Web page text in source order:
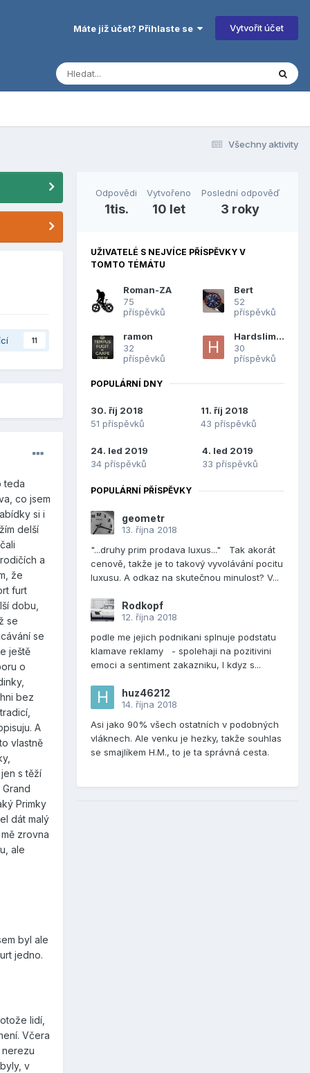
Máte již účet? Přihlaste se Vytvořit účet
Všechny aktivity
11
teda
co jsem
si i
delší
a
že
furt
dobu,
se
se
ještě
o
bez
A
vlastně
s těží
Primky
dát malý
zrovna
ale
byl ale
jedno.
lidí,
Včera
nerezu
v
Odpovědi
1tis.
Vytvořeno
10 let
Poslední odpověď
3 roky
UŽIVATELÉ S NEJVÍCE PŘÍSPĚVKY V
TOMTO TÉMÁTU
Roman-ZA
75
příspěvků
Bert
52
příspěvků
ramon
32
příspěvků
Hardslimer
30
příspěvků
POPULÁRNÍ DNY
30. říj 2018
51 příspěvků
11. říj 2018
43 příspěvků
24. led 2019
34 příspěvků
4. led 2019
33 příspěvků
POPULÁRNÍ PŘÍSPĚVKY
geometr
13. října 2018
"...druhy prim prodava luxus..." Tak akorát
cenově, takže je to takový vyvolávání pocitu
luxusu. A odkaz na skutečnou minulost? V...
Rodkopf
12. října 2018
podle me jejich podnikani splnuje podstatu
klamave reklamy - spolehaji na pozitivini
emoci a sentiment zakazniku, I kdyz s...
huz46212
14. října 2018
Asi jako 90% všech ostatních v podobných
vláknech. Ale venku je hezky, takže souhlas
se smajlíkem H.M., to je ta správná cesta.